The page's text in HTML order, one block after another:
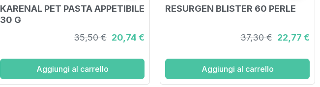
KARENAL PET PASTA APPETIBILE
30 G
35,50 € 20,74 €
Aggiungi al carrello
RESURGEN BLISTER 60 PERLE
37,30 € 22,77 €
Aggiungi al carrello